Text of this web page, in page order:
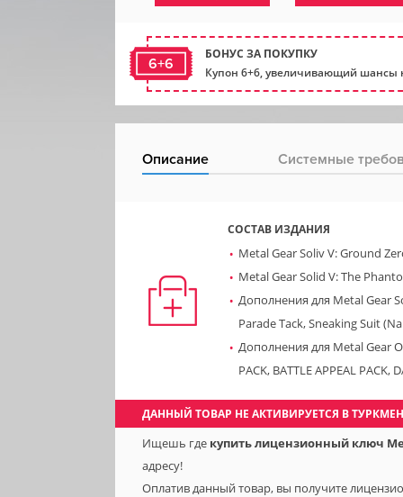
6+6
БОНУС ЗА ПОКУПКУ
Купон 6+6, увеличивающий шансы
Описание Системные
СОСТАВ ИЗДАНИЯ
Metal Gear Soliv V: Ground
Metal Gear Solid V: The
Дополнения для Metal Gear
Parade Tack, Sneaking Suit
Дополнения для Metal Gear
PACK, BATTLE APPEAL PACK,
ДАННЫЙ ТОВАР НЕ АКТИВИРУЕТСЯ В
Ищешь где купить лицензионный ключ
адресу!
Оплатив данный товар, вы получите